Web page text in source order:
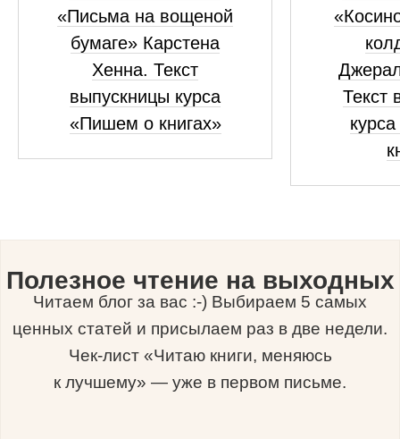
«Письма на вощеной
бумаге» Карстена
Хенна. Текст
выпускницы курса
«Пишем о книгах»
Текст
Полезное чтение на выходных
Читаем блог за вас :-) Выбираем 5 самых
ценных статей и присылаем раз в две недели.
Чек-лист «Читаю книги, меняюсь
к лучшему» — уже в первом письме.